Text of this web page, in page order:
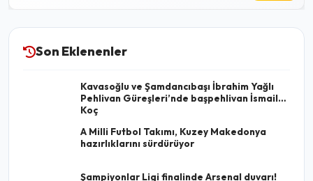
Son Eklenenler
Kavasoğlu ve Şamdancıbaşı İbrahim Yağlı
Pehlivan Güreşleri’nde başpehlivan İsmail
Koç
A Milli Futbol Takımı, Kuzey Makedonya
hazırlıklarını sürdürüyor
Şampiyonlar Ligi finalinde Arsenal duvarı!